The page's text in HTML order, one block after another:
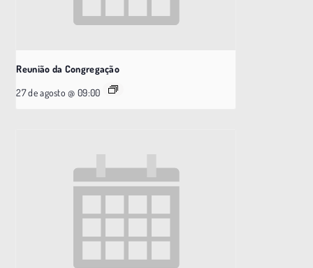
Reunião da Congregação
27 de agosto @ 09:00